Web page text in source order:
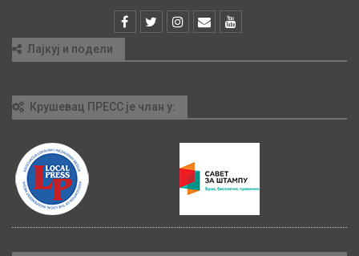
Лајкуј и подели
Крушевац ПРЕСС је члан у: